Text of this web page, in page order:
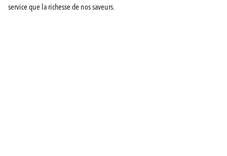
service que la richesse de nos saveurs.